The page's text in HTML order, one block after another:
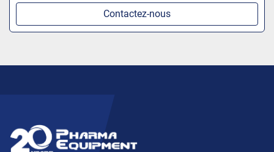
Contactez-nous